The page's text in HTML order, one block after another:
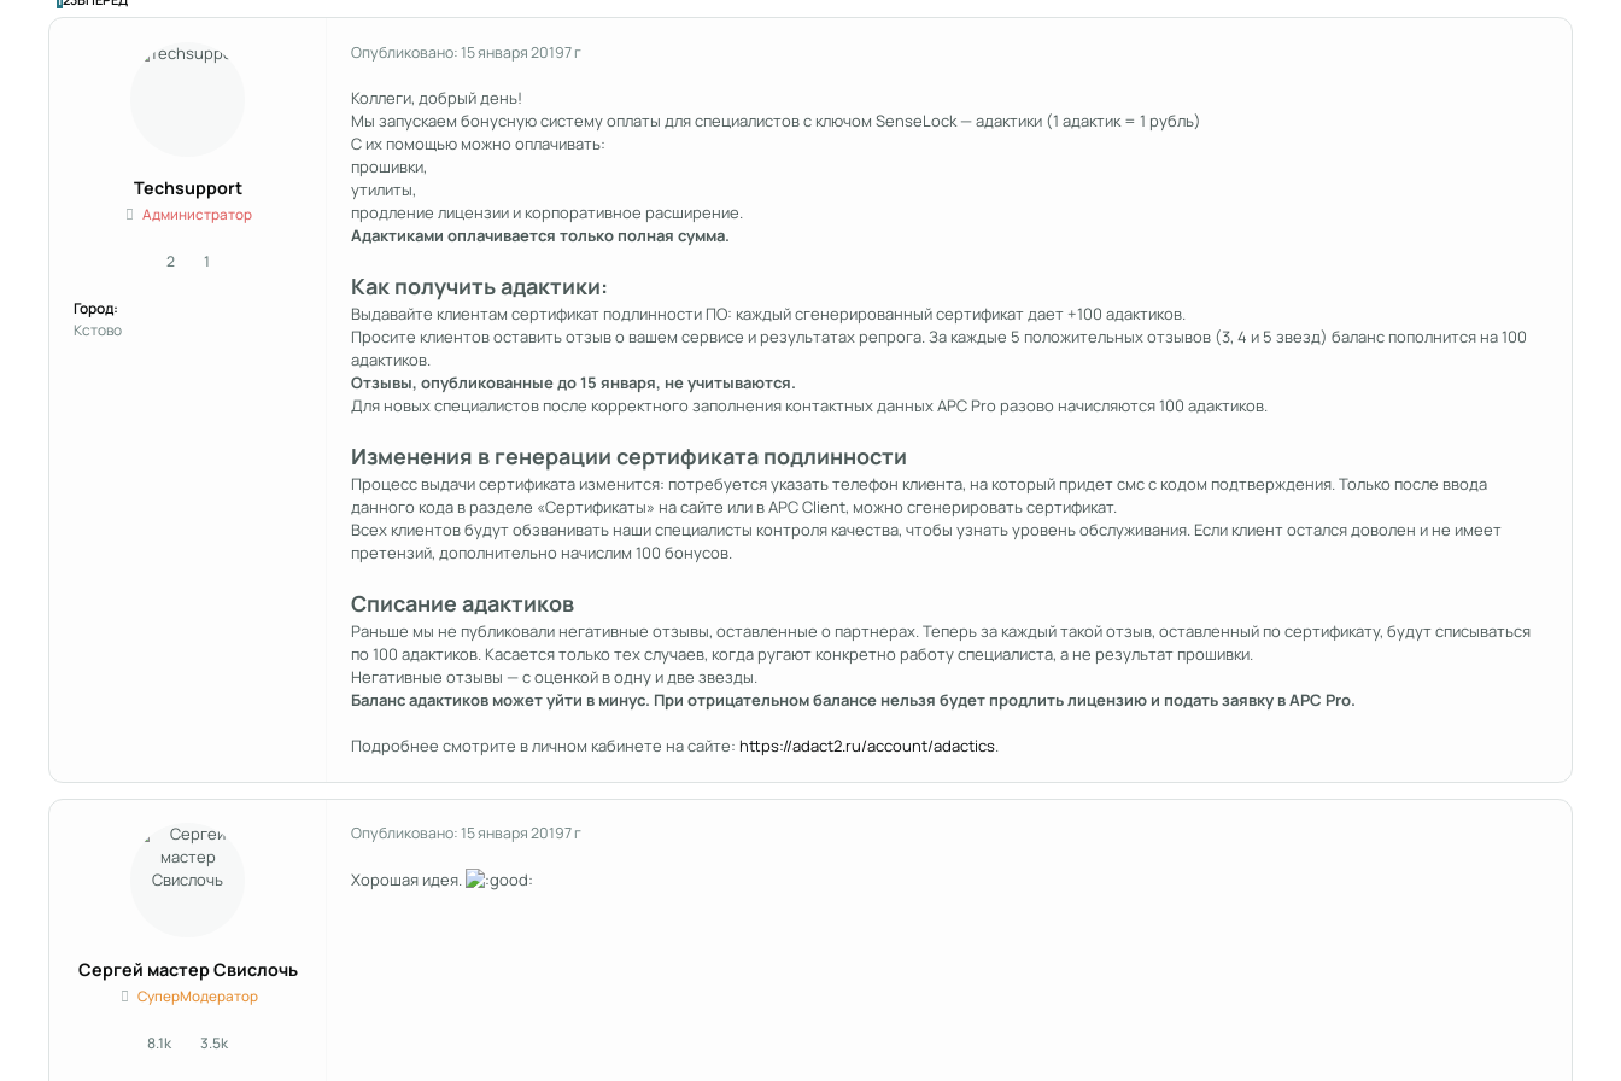
Techsupport
Администратор
2сообщения
1Репутация
Город:
Кстово
Опубликовано:15 января 20197 г
Коллеги, добрый день!
Мы запускаем бонусную систему оплаты для специалистов с ключом SenseLock — адактики (1 адактик = 1 рубль)
С их помощью можно оплачивать:
прошивки,
утилиты,
продление лицензии и корпоративное расширение.
Адактиками оплачивается только полная сумма.
Как получить адактики:
Выдавайте клиентам сертификат подлинности ПО: каждый сгенерированный сертификат дает +100 адактиков.
Просите клиентов оставить отзыв о вашем сервисе и результатах репрога. За каждые 5 положительных отзывов (3, 4 и 5 звезд) баланс пополнится на 100
адактиков.
Отзывы, опубликованные до 15 января, не учитываются.
Для новых специалистов после корректного заполнения контактных данных APC Pro разово начисляются 100 адактиков.
Изменения в генерации сертификата подлинности
Процесс выдачи сертификата изменится: потребуется указать телефон клиента, на который придет смс с кодом подтверждения. Только после ввода
данного кода в разделе «Сертификаты» на сайте или в APC Client, можно сгенерировать сертификат.
Всех клиентов будут обзванивать наши специалисты контроля качества, чтобы узнать уровень обслуживания. Если клиент остался доволен и не имеет
претензий, дополнительно начислим 100 бонусов.
Списание адактиков
Раньше мы не публиковали негативные отзывы, оставленные о партнерах. Теперь за каждый такой отзыв, оставленный по сертификату, будут списываться
по 100 адактиков. Касается только тех случаев, когда ругают конкретно работу специалиста, а не результат прошивки.
Негативные отзывы — с оценкой в одну и две звезды.
Баланс адактиков может уйти в минус. При отрицательном балансе нельзя будет продлить лицензию и подать заявку в APC Pro.
Подробнее смотрите в личном кабинете на сайте: https://adact2.ru/account/adactics.
Сергей мастер Свислочь
СуперМодератор
8.1kсообщения
3.5kРепутация
Опубликовано:15 января 20197 г
Хорошая идея.